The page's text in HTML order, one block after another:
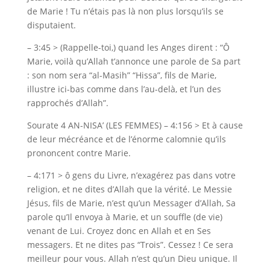
de Marie ! Tu n’étais pas là non plus lorsqu’ils se
disputaient.
– 3:45 > (Rappelle-toi,) quand les Anges dirent : “Ô
Marie, voilà qu’Allah t’annonce une parole de Sa part
: son nom sera “al-Masih” “Hissa”, fils de Marie,
illustre ici-bas comme dans l’au-delà, et l’un des
rapprochés d’Allah”.
Sourate 4 AN-NISA’ (LES FEMMES) – 4:156 > Et à cause
de leur mécréance et de l’énorme calomnie qu’ils
prononcent contre Marie.
– 4:171 > ô gens du Livre, n’exagérez pas dans votre
religion, et ne dites d’Allah que la vérité. Le Messie
Jésus, fils de Marie, n’est qu’un Messager d’Allah, Sa
parole qu’Il envoya à Marie, et un souffle (de vie)
venant de Lui. Croyez donc en Allah et en Ses
messagers. Et ne dites pas “Trois”. Cessez ! Ce sera
meilleur pour vous. Allah n’est qu’un Dieu unique. Il